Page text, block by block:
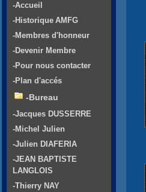
-Accueil
-Historique AMFG
-Membres d'honneur
-Devenir Membre
-Pour nous contacter
-Plan d'accés
-Bureau
-Jacques DUSSERRE
-Michel Julien
-Julien DIAFERIA
-JEAN BAPTISTE
LANGLOIS
-Thierry NAY